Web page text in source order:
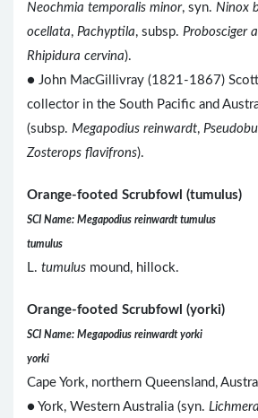
Neochmia temporalis minor, syn. Ninox
ocellata, Pachyptila, subsp. Probosciger
Rhipidura cervina).
● John MacGillivray (1821-1867)
collector in the South Pacific and
(subsp. Megapodius reinwardt,
Zosterops flavifrons).
Orange-footed Scrubfowl (tumulus)
SCI Name: Megapodius reinwardt tumulus
tumulus
L. tumulus mound, hillock.
Orange-footed Scrubfowl (yorki)
SCI Name: Megapodius reinwardt yorki
yorki
Cape York, northern Queensland,
● York, Western Australia (syn.